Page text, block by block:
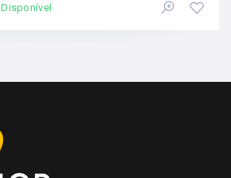
Disponível